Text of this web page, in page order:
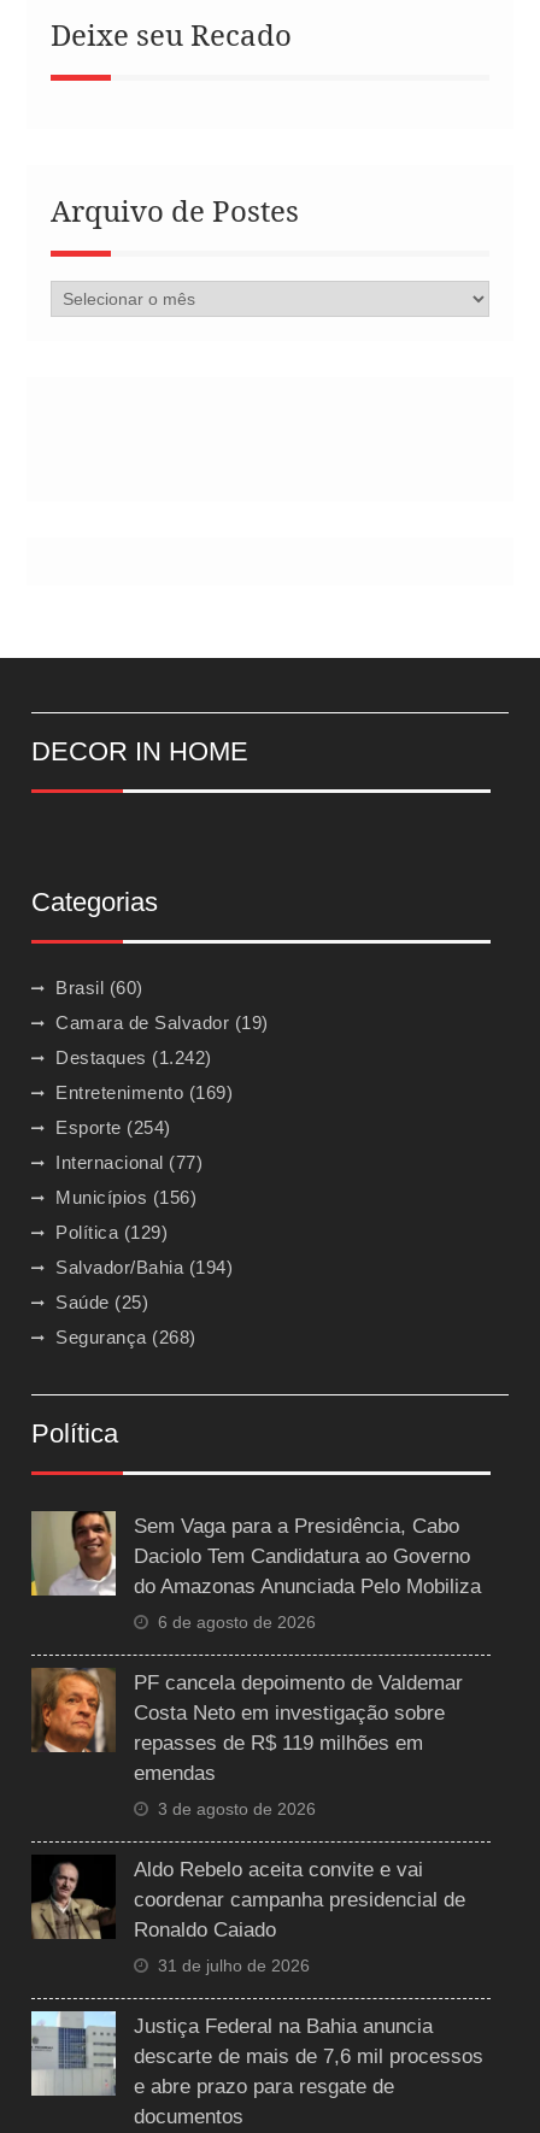
Deixe seu Recado
Arquivo de Postes
Arquivo
de
DECOR IN HOME
Categorias
Brasil (60)
Camara de Salvador (19)
Destaques (1.242)
Entretenimento (169)
Esporte (254)
Internacional (77)
Municípios (156)
Política(129)
Salvador/Bahia(194)
Saúde (25)
Segurança(268)
Política
Sem Vaga para a Presidência, Cabo
Daciolo Tem Candidatura ao Governo
do Amazonas Anunciada Pelo Mobiliza
6 de agosto de 2026
PF cancela depoimento de Valdemar
Costa Neto em investigação sobre
repasses de R$ 119 milhões em
emendas
3 de agosto de 2026
Aldo Rebelo aceita convite e vai
coordenar campanha presidencial de
Ronaldo Caiado
31 de julho de 2026
Justiça Federal na Bahia anuncia
descarte de mais de 7,6 mil processos
e abre prazo para resgate de
documentos